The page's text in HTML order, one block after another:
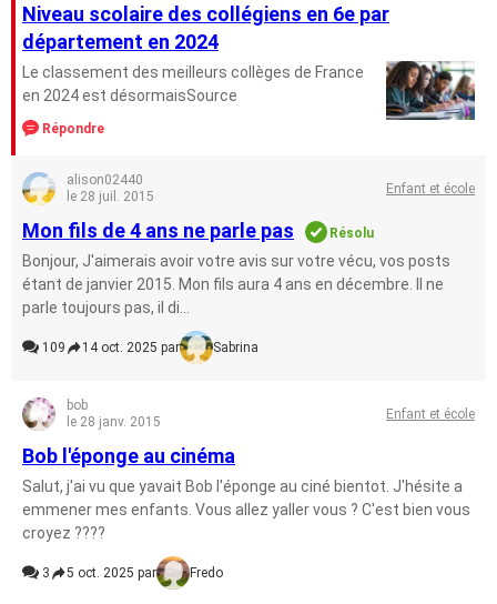
Niveau scolaire des collégiens en 6e par
département en 2024
Le classement des meilleurs collèges de France
en 2024 est désormaisSource
Répondre
alison02440
le 28 juil. 2015
Enfant et école
Mon fils de 4 ans ne parle pas Résolu
Bonjour, J'aimerais avoir votre avis sur votre vécu, vos posts
étant de janvier 2015. Mon fils aura 4 ans en décembre. Il ne
parle toujours pas, il di...
109 14 oct. 2025 par Sabrina
bob
le 28 janv. 2015
Enfant et école
Bob l'éponge au cinéma
Salut, j'ai vu que yavait Bob l'éponge au ciné bientot. J'hésite a
emmener mes enfants. Vous allez yaller vous ? C'est bien vous
croyez ????
3 5 oct. 2025 par Fredo